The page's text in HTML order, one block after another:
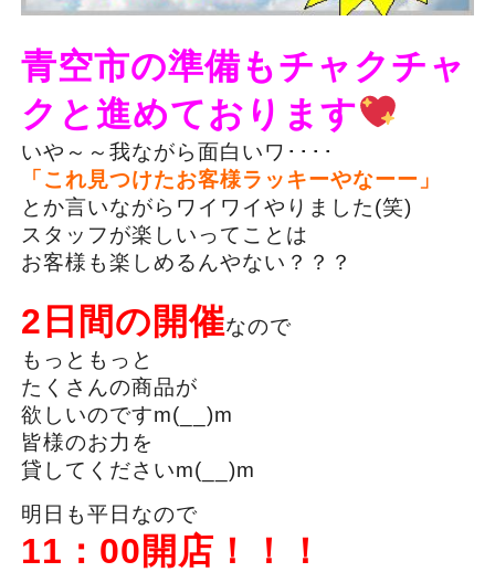
青空市の準備もチャクチャ
クと進めております
いや～～我ながら面白いワ････
「これ見つけたお客様ラッキーやなーー」
とか言いながらワイワイやりました(笑)
スタッフが楽しいってことは
お客様も楽しめるんやない？？？
2日間の開催なので
もっともっと
たくさんの商品が
欲しいのですm(__)m
皆様のお力を
貸してくださいm(__)m
明日も平日なので
11：00開店！！！